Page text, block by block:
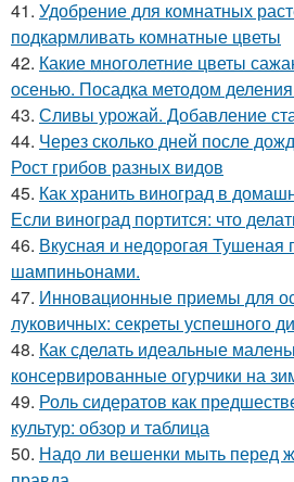
41. Удобрение для комнатных
подкармливать комнатные цветы
42. Какие многолетние цветы
осенью. Посадка методом
43. Сливы урожай. Добавление
44. Через сколько дней после
Рост грибов разных видов
45. Как хранить виноград в
Если виноград портится: что
46. Вкусная и недорогая Тушеная
шампиньонами.
47. Инновационные приемы для
луковичных: секреты успешного
48. Как сделать идеальные
консервированные огурчики на
49. Роль сидератов как
культур: обзор и таблица
50. Надо ли вешенки мыть перед